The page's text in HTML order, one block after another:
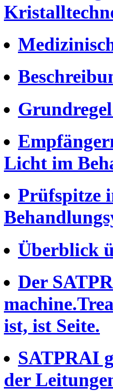
Licht im
Prüfspitze
Überblick
Der
ist, ist Seite.
SATPRAI
der